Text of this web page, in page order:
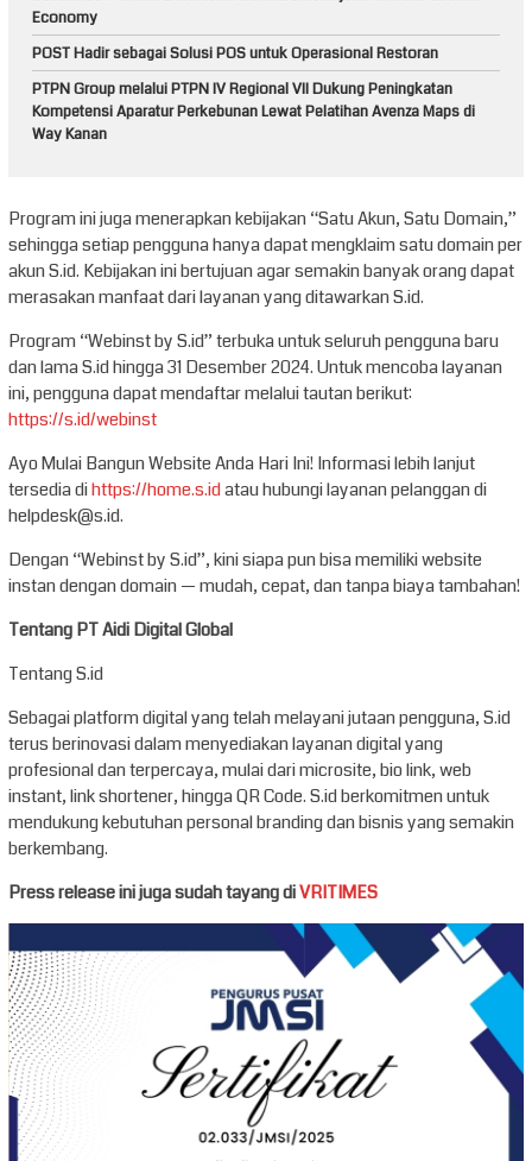
Economy
POST Hadir sebagai Solusi POS untuk Operasional Restoran
PTPN Group melalui PTPN IV Regional VII Dukung Peningkatan
Kompetensi Aparatur Perkebunan Lewat Pelatihan Avenza Maps di
Way Kanan
Program ini juga menerapkan kebijakan “Satu Akun, Satu Domain,”
sehingga setiap pengguna hanya dapat mengklaim satu domain per
akun S.id. Kebijakan ini bertujuan agar semakin banyak orang dapat
merasakan manfaat dari layanan yang ditawarkan S.id.
Program “Webinst by S.id” terbuka untuk seluruh pengguna baru
dan lama S.id hingga 31 Desember 2024. Untuk mencoba layanan
ini, pengguna dapat mendaftar melalui tautan berikut:
https://s.id/webinst
Ayo Mulai Bangun Website Anda Hari Ini! Informasi lebih lanjut
tersedia dihttps://home.s.idatau hubungi layanan pelanggan di
helpdesk@s.id.
Dengan “Webinst by S.id”, kini siapa pun bisa memiliki website
instan dengan domain — mudah, cepat, dan tanpa biaya tambahan!
Tentang PT Aidi Digital Global
Tentang S.id
Sebagai platform digital yang telah melayani jutaan pengguna, S.id
terus berinovasi dalam menyediakan layanan digital yang
profesional dan terpercaya, mulai dari microsite, bio link, web
instant, link shortener, hingga QR Code. S.id berkomitmen untuk
mendukung kebutuhan personal branding dan bisnis yang semakin
berkembang.
Press release ini juga sudah tayang diVRITIMES